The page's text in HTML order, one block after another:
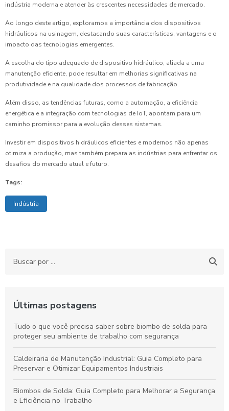
indústria moderna e atender às crescentes necessidades de mercado.
Ao longo deste artigo, exploramos a importância dos dispositivos
hidráulicos na usinagem, destacando suas características, vantagens e o
impacto das tecnologias emergentes.
A escolha do tipo adequado de dispositivo hidráulico, aliada a uma
manutenção eficiente, pode resultar em melhorias significativas na
produtividade e na qualidade dos processos de fabricação.
Além disso, as tendências futuras, como a automação, a eficiência
energética e a integração com tecnologias de IoT, apontam para um
caminho promissor para a evolução desses sistemas.
Investir em dispositivos hidráulicos eficientes e modernos não apenas
otimiza a produção, mas também prepara as indústrias para enfrentar os
desafios do mercado atual e futuro.
Tags:
Indústria
Últimas postagens
Tudo o que você precisa saber sobre biombo de solda para
proteger seu ambiente de trabalho com segurança
Caldeiraria de Manutenção Industrial: Guia Completo para
Preservar e Otimizar Equipamentos Industriais
Biombos de Solda: Guia Completo para Melhorar a Segurança
e Eficiência no Trabalho